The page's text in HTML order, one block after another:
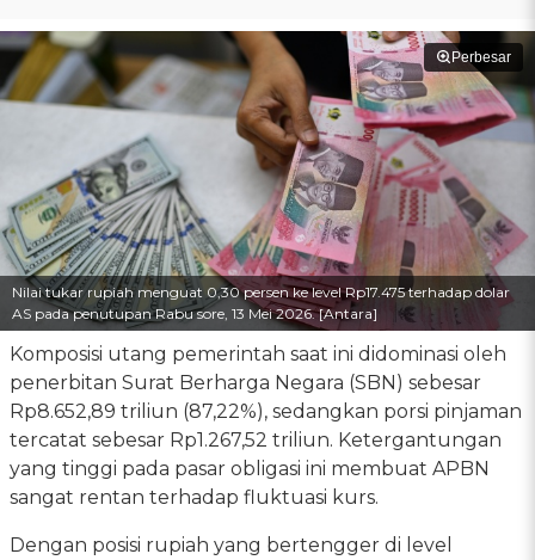
Perbesar
Nilai tukar rupiah menguat 0,30 persen ke level Rp17.475 terhadap dolar
AS pada penutupan Rabu sore, 13 Mei 2026. [Antara]
Komposisi utang pemerintah saat ini didominasi oleh
penerbitan Surat Berharga Negara (SBN) sebesar
Rp8.652,89 triliun (87,22%), sedangkan porsi pinjaman
tercatat sebesar Rp1.267,52 triliun. Ketergantungan
yang tinggi pada pasar obligasi ini membuat APBN
sangat rentan terhadap fluktuasi kurs.
Dengan posisi rupiah yang bertengger di level